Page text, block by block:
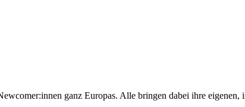
ganz Europas. Alle bringen dabei ihre